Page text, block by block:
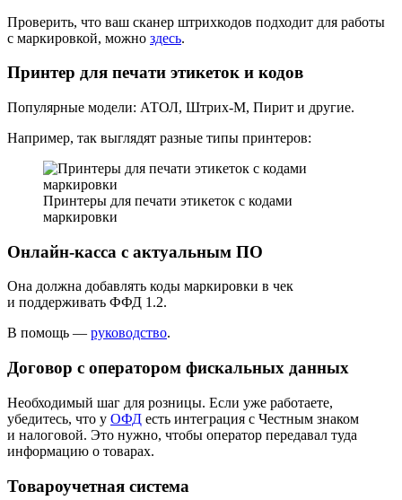
Проверить, что ваш сканер штрихкодов подходит для работы
с маркировкой, можно здесь.
Принтер для печати этикеток и кодов
Популярные модели: АТОЛ, Штрих‑М, Пирит и другие.
Например, так выглядят разные типы принтеров:
Принтеры для печати этикеток с кодами
маркировки
Онлайн‑касса с актуальным ПО
Она должна добавлять коды маркировки в чек
и поддерживать ФФД 1.2.
В помощь — руководство.
Договор с оператором фискальных данных
Необходимый шаг для розницы. Если уже работаете,
убедитесь, что у ОФД есть интеграция с Честным знаком
и налоговой. Это нужно, чтобы оператор передавал туда
информацию о товарах.
Товароучетная система